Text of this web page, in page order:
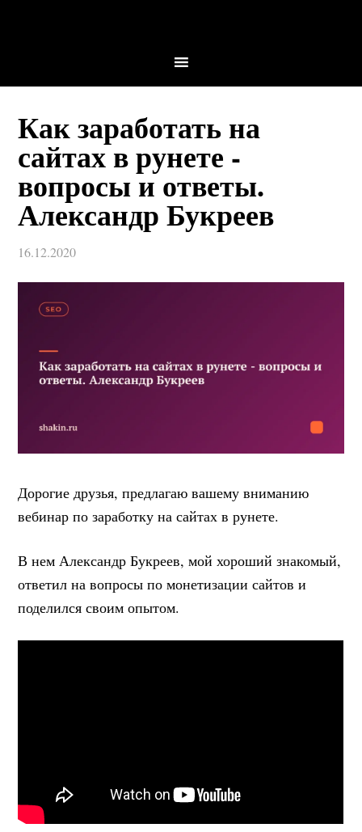
Как заработать на
сайтах в рунете -
вопросы и ответы.
Александр Букреев
16.12.2020
Дорогие друзья, предлагаю вашему вниманию
вебинар по заработку на сайтах в рунете.
В нем Александр Букреев, мой хороший знакомый,
ответил на вопросы по монетизации сайтов и
поделился своим опытом.